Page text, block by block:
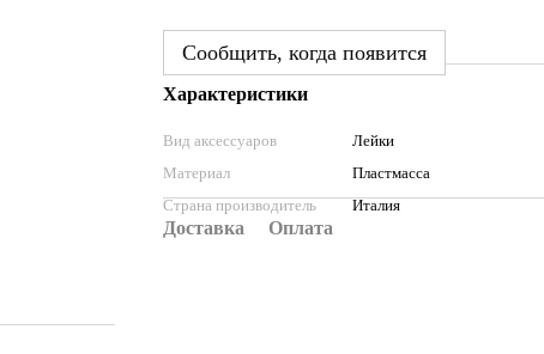
Сообщить, когда появится
Характеристики
Вид аксессуаров
Лейки
Материал
Пластмасса
Страна производитель
Италия
Доставка Оплата